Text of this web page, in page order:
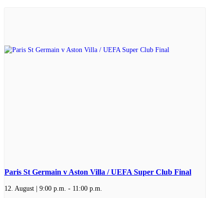
Paris St Germain v Aston Villa / UEFA Super Club Final
12. August | 9:00 p.m. - 11:00 p.m.